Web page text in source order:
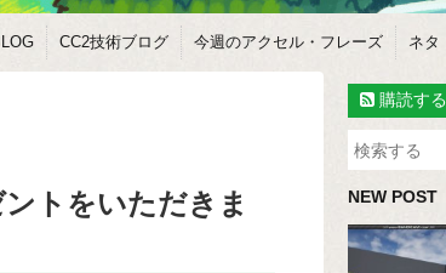
CC2技術ブログ 今週のアクセル・フレーズ ネタ
トをいただきま
購読する
NEW POST